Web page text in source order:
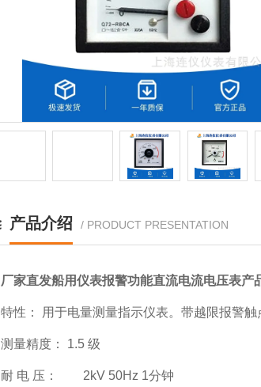
产品介绍 / PRODUCT PRESENTATION
厂家直发船用仪表报警功能直流电流电压表产
特性： 用于电量测量指示仪表。带越限报警触
测量精度： 1.5 级
耐 电 压： 2kV 50Hz 1分钟